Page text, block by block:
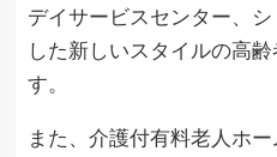
デイサービスセンター、
した新しいスタイルの高
す。
また、介護付有料老人ホ